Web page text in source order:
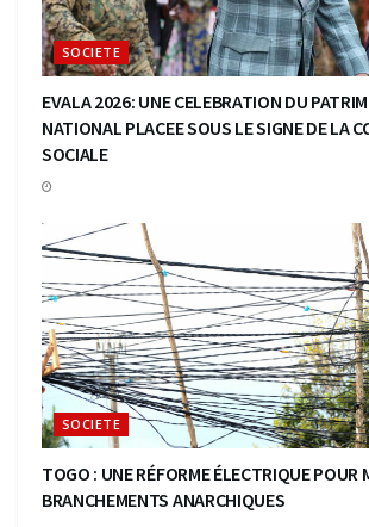
SOCIETE
EVALA 2026: UNE CELEBRATION DU
NATIONAL PLACEE SOUS LE SIGNE DE LA
SOCIALE
SOCIETE
TOGO : UNE RÉFORME ÉLECTRIQUE POUR
BRANCHEMENTS ANARCHIQUES